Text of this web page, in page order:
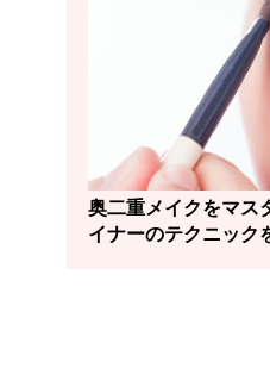
奥二重メイクをマス
イナーのテクニック